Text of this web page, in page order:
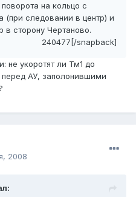
на кольцо с
(при следовании в центр) и
сторону Чертаново.
240477[/snapback]
не укоротят ли Тм1 до
перед АУ, заполонившими
2008